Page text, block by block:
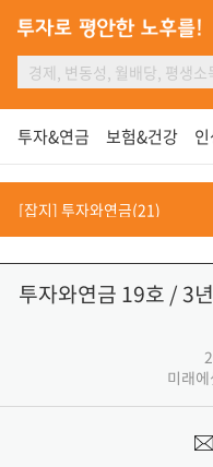
투자&연금 보험&건강
투자와연금 19호 / 3
미래